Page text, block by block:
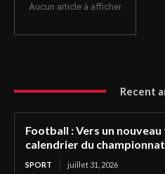
Aucun article à afficher
Recent
Football : Vers un
calendrier du championnat
SPORT juillet 31, 2026